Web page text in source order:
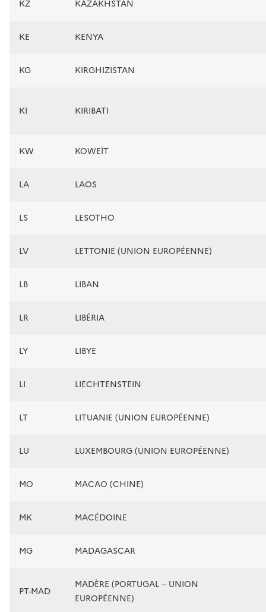
KZ KAZAKHSTAN
KE KENYA
KG KIRGHIZISTAN
KI KIRIBATI
KW KOWEÏT
LA LAOS
LS LESOTHO
LV LETTONIE (UNION EUROPÉENNE)
LB LIBAN
LR LIBÉRIA
LY LIBYE
LI LIECHTENSTEIN
LT LITUANIE (UNION EUROPÉENNE)
LU LUXEMBOURG (UNION EUROPÉENNE)
MO MACAO (CHINE)
MK MACÉDOINE
MG MADAGASCAR
PT-MAD
MADÈRE (PORTUGAL – UNION
EUROPÉENNE)